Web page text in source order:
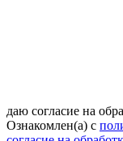
даю согласие на
Ознакомлен(а) с